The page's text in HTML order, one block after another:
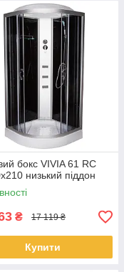
бокс VIVIA 61 RC
низький піддон
₴ 17 119 ₴
Купити